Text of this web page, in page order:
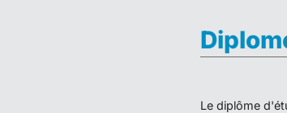
Le diplôme